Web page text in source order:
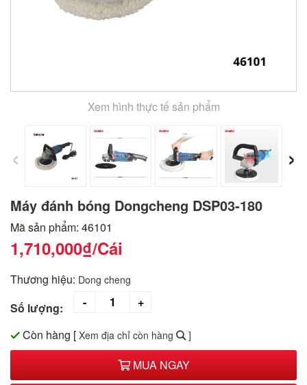
Xem hình thực tế sản phẩm
‹ ›
Máy đánh bóng Dongcheng DSP03-180
Mã sản phẩm: 46101
1,710,000₫/Cái
Thương hiệu: Dong cheng
Số lượng:
Còn hàng [ Xem địa chỉ còn hàng ]
MUA NGAY